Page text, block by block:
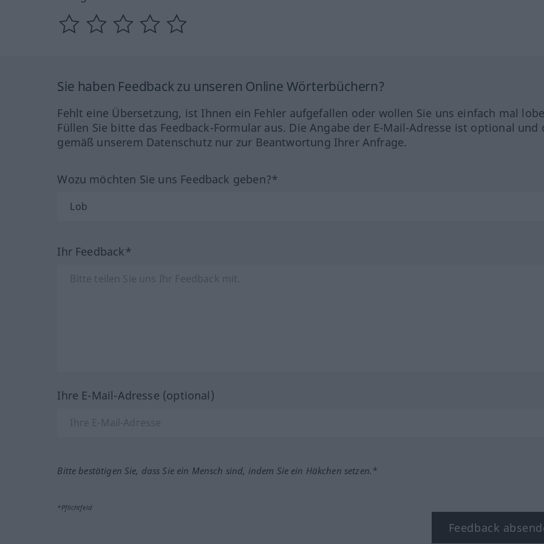
Sie haben Feedback zu unseren Online Wörterbüchern?
Fehlt eine Übersetzung, ist Ihnen ein Fehler aufgefallen oder wollen Sie uns einfach mal
Füllen Sie bitte das Feedback-Formular aus. Die Angabe der E-Mail-Adresse ist optional und
gemäß unserem Datenschutz nur zur Beantwortung Ihrer Anfrage.
Wozu möchten Sie uns Feedback geben?*
Ihr Feedback*
Ihre E-Mail-Adresse (optional)
Bitte bestätigen Sie, dass Sie ein Mensch sind, indem Sie ein Häkchen setzen.*
*Pflichtfeld
Feedback